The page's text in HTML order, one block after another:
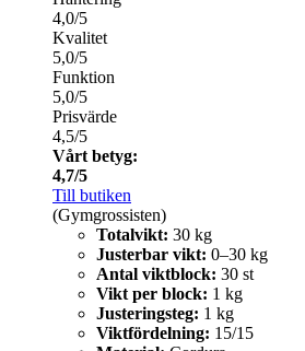
4,0/5
Kvalitet
5,0/5
Funktion
5,0/5
Prisvärde
4,5/5
Vårt betyg:
4,7/5
Till butiken
(Gymgrossisten)
Totalvikt: 30 kg
Justerbar vikt: 0–30 kg
Antal viktblock: 30 st
Vikt per block: 1 kg
Justeringsteg: 1 kg
Viktfördelning: 15/15